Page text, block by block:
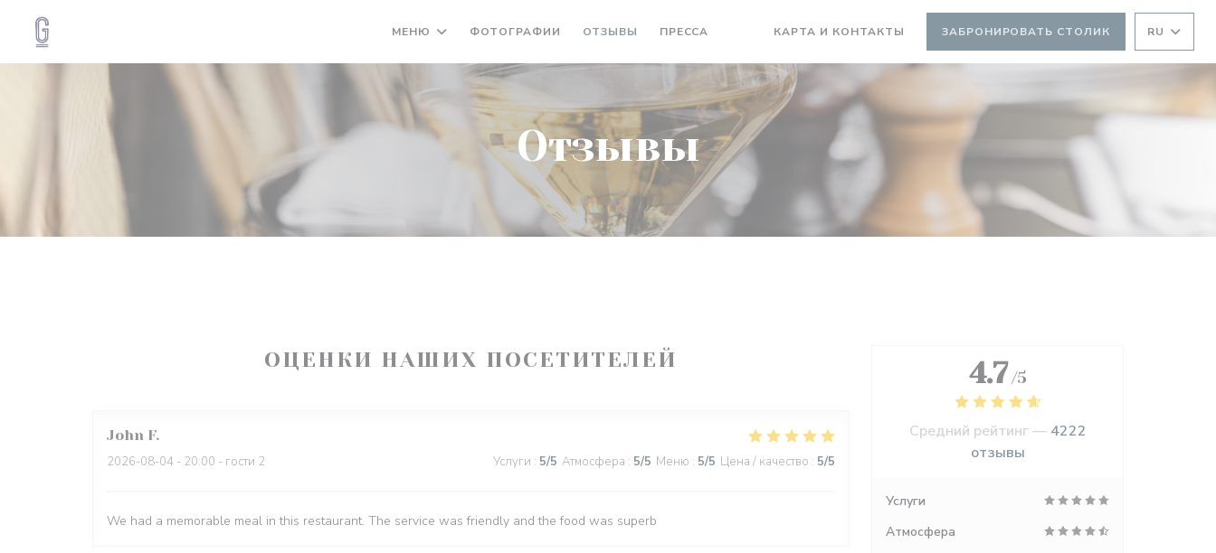
МЕНЮ ФОТОГРАФИИ ОТЗЫВЫ ПРЕССА КАРТА И КОНТАКТЫ ЗАБРОНИРОВАТЬ СТОЛИК RU
Отзывы
ОЦЕНКИ НАШИХ ПОСЕТИТЕЛЕЙ
John F
2026-08-04 - 20:00 - гости 2 Услуги : 5/5 Атмосфера : 5/5 Меню : 5/5 Цена / качество : 5/5
We had a memorable meal in this restaurant. The service was friendly and the food was superb
4.7 /5
Средний рейтинг — 4222
отзывы
Услуги
Атмосфера